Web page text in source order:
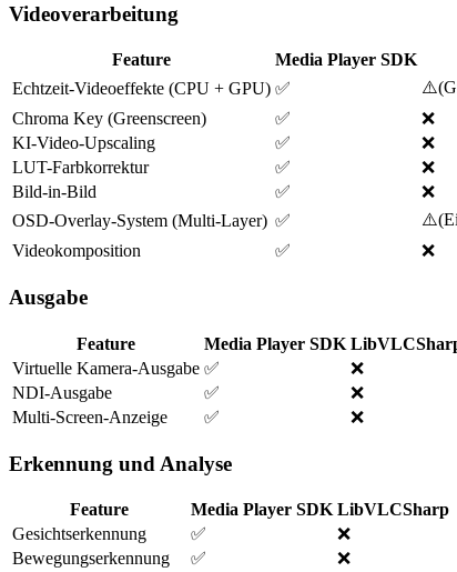
Videoverarbeitung
Feature Media Player SDK
Echtzeit-Videoeffekte (CPU + GPU) ✅ ⚠️(
Chroma Key (Greenscreen)
✅
❌
KI-Video-Upscaling
✅
❌
LUT-Farbkorrektur
✅
❌
Bild-in-Bild
✅
❌
OSD-Overlay-System (Multi-Layer) ✅ ⚠️(
Videokomposition
✅ ❌
Ausgabe
Feature Media Player SDK
Virtuelle Kamera-Ausgabe ✅
❌
NDI-Ausgabe
✅
❌
Multi-Screen-Anzeige
✅ ❌
Erkennung und Analyse
Feature Media Player SDK LibVLCSharp
Gesichtserkennung
✅
❌
Bewegungserkennung
✅
❌